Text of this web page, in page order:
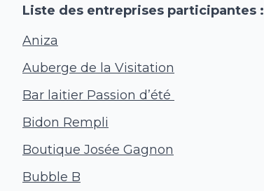
Liste des entreprises participantes :
Aniza
Auberge de la Visitation
Bar laitier Passion d’été
Bidon Rempli
Boutique Josée Gagnon
Bubble B